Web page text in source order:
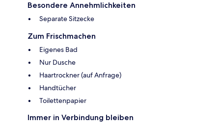
Besondere Annehmlichkeiten
Separate Sitzecke
Zum Frischmachen
Eigenes Bad
Nur Dusche
Haartrockner (auf Anfrage)
Handtücher
Toilettenpapier
Immer in Verbindung bleiben